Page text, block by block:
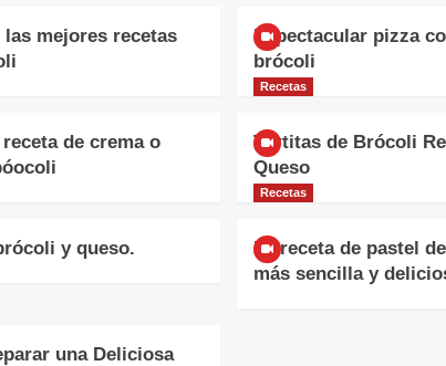
las mejores recetas
Espectacular pizza
brócoli
de crema o
Recetas
Tortitas de Brócoli
Queso
y queso.
Recetas
La receta de pastel
más sencilla y
una Deliciosa